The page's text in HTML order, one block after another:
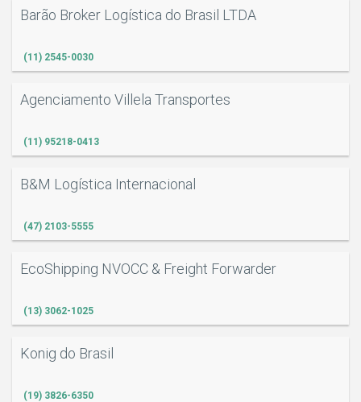
Barão Broker Logística do Brasil LTDA
(11) 2545-0030
Agenciamento Villela Transportes
(11) 95218-0413
B&M Logística Internacional
(47) 2103-5555
EcoShipping NVOCC & Freight Forwarder
(13) 3062-1025
Konig do Brasil
(19) 3826-6350